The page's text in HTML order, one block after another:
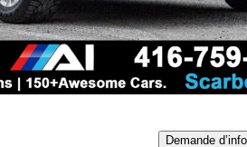
Affaire
Demande d’info